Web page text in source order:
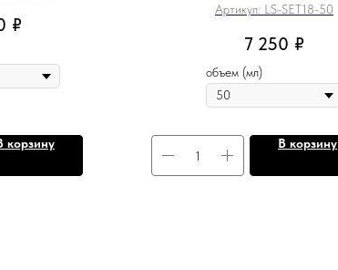
₽
корзину
Артикул: LS-SET18-50
7 250 ₽
объем (мл)
В корзину